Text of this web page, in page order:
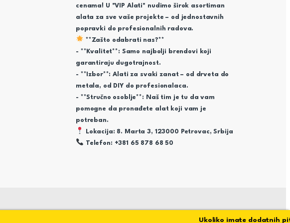
cenama! U "VIP Alati" nudimo širok asortiman
alata za sve vaše projekte – od jednostavnih
popravki do profesionalnih radova.
**Zašto odabrati nas?**
- **Kvalitet**: Samo najbolji brendovi koji
garantiraju dugotrajnost.
- **Izbor**: Alati za svaki zanat – od drveta do
metala, od DIY do profesionalaca.
- **Stručno osoblje**: Naš tim je tu da vam
pomogne da pronađete alat koji vam je
potreban.
Lokacija: 8. Marta 3, 123000 Petrovac, Srbija
Telefon: +381 65 878 68 50
Ukoliko imate dodatnih